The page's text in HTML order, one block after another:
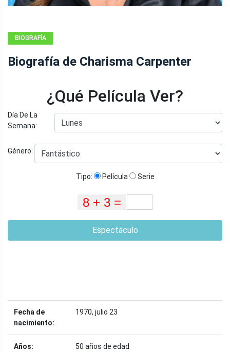
BIOGRAFÍA
Biografía de Charisma Carpenter
¿Qué Película Ver?
Día De La
Semana:
Género:
Tipo: Película Serie
Espectáculo
Fecha de
nacimiento:
1970, julio 23
Años: 50 años de edad